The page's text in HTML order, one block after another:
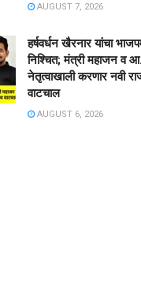
AUGUST 7, 2026
हर्षवर्धन खैरनार यांचा
निश्चित; मंत्री महाजन व
नेतृत्वाखाली करणार नवी
वाटचाल
AUGUST 6, 2026